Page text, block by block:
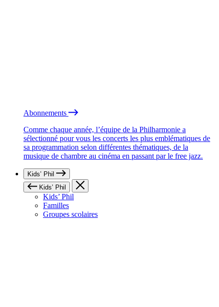
Abonnements
Comme chaque année, l’équipe de la Philharmonie a
sélectionné pour vous les concerts les plus emblématiques de
sa programmation selon différentes thématiques, de la
musique de chambre au cinéma en passant par le free jazz.
Kids’ Phil
Kids’ Phil
Kids’ Phil
Familles
Groupes scolaires